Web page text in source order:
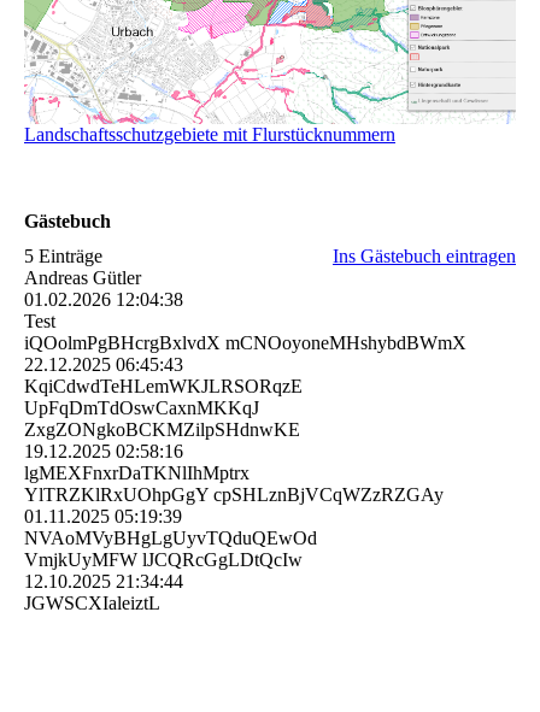
Landschaftsschutzgebiete mit Flurstücknummern
Gästebuch
5 Einträge
Ins Gästebuch eintragen
Andreas Gütler
01.02.2026 12:04:38
Test
iQOolmPgBHcrgBxlvdX mCNOoyoneMHshybdBWmX
22.12.2025 06:45:43
KqiCdwdTeHLemWKJLRSORqz­E
UpFqDmTdOswCaxnMKKqJ
ZxgZONgkoBCKMZilpSHdnwKE
19.12.2025 02:58:16
lgMEXFnxrDaTKNlIhMptrx
YlTRZKlRxUOhpGgY cpSHLznBjVCqWZzRZGAy
01.11.2025 05:19:39
NVAoMVyBHgLgUyvTQduQEwO­d
VmjkUyMFW lJCQRcGgLDtQcIw
12.10.2025 21:34:44
JGWSCXIaleiztL